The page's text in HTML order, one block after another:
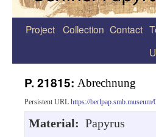
Zum
Project Collection Contact
P. 21815: Abrechnung
Persistent URL https://berlpap.smb.museum/
Material: Papyrus